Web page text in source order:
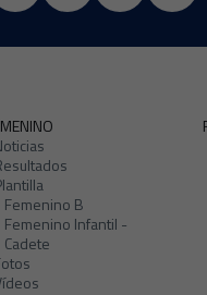
Femenino B
Femenino Infantil -
Cadete